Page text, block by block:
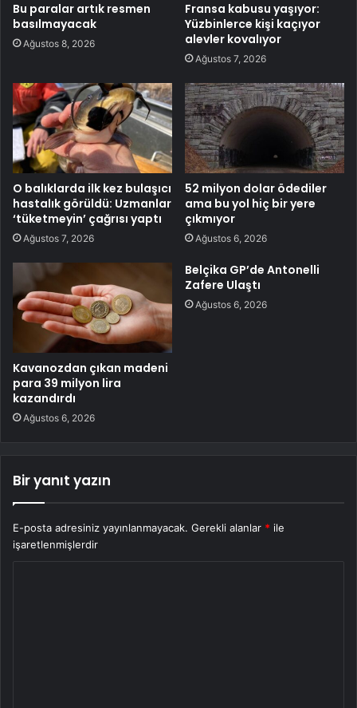
Bu paralar artık resmen
basılmayacak
Ağustos 8, 2026
Fransa kabusu yaşıyor:
Yüzbinlerce kişi kaçıyor
alevler kovalıyor
Ağustos 7, 2026
O balıklarda ilk kez bulaşıcı
hastalık görüldü: Uzmanlar
‘tüketmeyin’ çağrısı yaptı
Ağustos 7, 2026
52 milyon dolar ödediler
ama bu yol hiç bir yere
çıkmıyor
Ağustos 6, 2026
Kavanozdan çıkan madeni
para 39 milyon lira
kazandırdı
Ağustos 6, 2026
Belçika GP’de Antonelli
Zafere Ulaştı
Ağustos 6, 2026
Bir yanıt yazın
E-posta adresiniz yayınlanmayacak. Gerekli alanlar * ile
işaretlenmişlerdir